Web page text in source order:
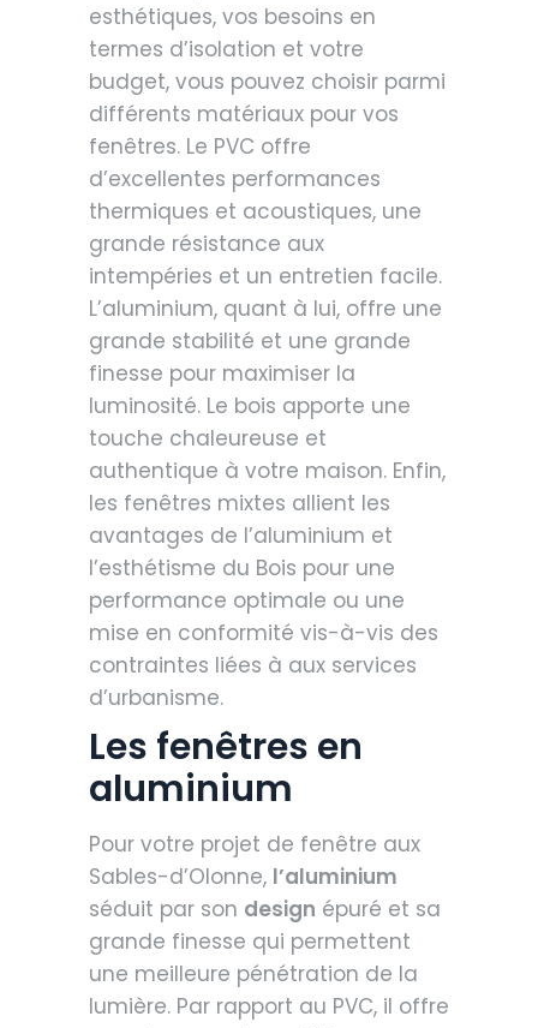
esthétiques, vos besoins en
termes d’isolation et votre
budget, vous pouvez choisir parmi
différents matériaux pour vos
fenêtres. Le PVC offre
d’excellentes performances
thermiques et acoustiques, une
grande résistance aux
intempéries et un entretien facile.
L’aluminium, quant à lui, offre une
grande stabilité et une grande
finesse pour maximiser la
luminosité. Le bois apporte une
touche chaleureuse et
authentique à votre maison. Enfin,
les fenêtres mixtes allient les
avantages de l’aluminium et
l’esthétisme du Bois pour une
performance optimale ou une
mise en conformité vis-à-vis des
contraintes liées à aux services
d’urbanisme.
Les fenêtres en
aluminium
Pour votre projet de fenêtre aux
Sables-d’Olonne, l’aluminium
séduit par son design épuré et sa
grande finesse qui permettent
une meilleure pénétration de la
lumière. Par rapport au PVC, il offre